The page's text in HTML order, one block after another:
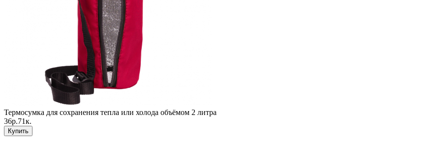
Термосумка для сохранения тепла или холода объёмом 2 литра
36р.71к.
Купить